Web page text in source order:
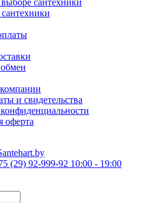
сантехники
и свидетельства
оферта
(29) 92-999-92 10:00 - 19:00